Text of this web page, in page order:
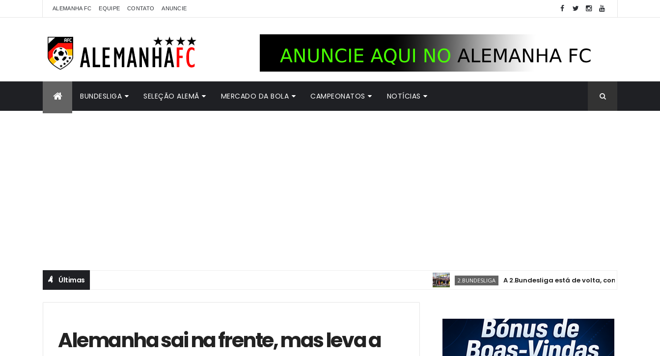
ALEMANHA FC EQUIPE CONTATO ANUNCIE
BUNDESLIGA SELEÇÃO ALEMÃ MERCADO DA BOLA CAMPEONATOS NOTÍCIAS
Últimas 2.BUNDESLIGA A 2.Bundesliga está de volta, com novas e antigas
Alemanha sai na frente, mas leva a